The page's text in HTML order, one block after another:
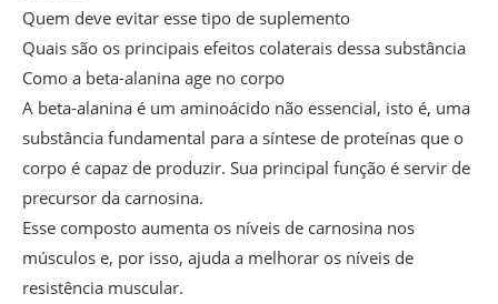
Quem deve evitar esse tipo de suplemento
Quais são os principais efeitos colaterais dessa substância
Como a beta-alanina age no corpo
A beta-alanina é um aminoácido não essencial, isto é, uma
substância fundamental para a síntese de proteínas que o
corpo é capaz de produzir. Sua principal função é servir de
precursor da carnosina.
Esse composto aumenta os níveis de carnosina nos
músculos e, por isso, ajuda a melhorar os níveis de
resistência muscular.